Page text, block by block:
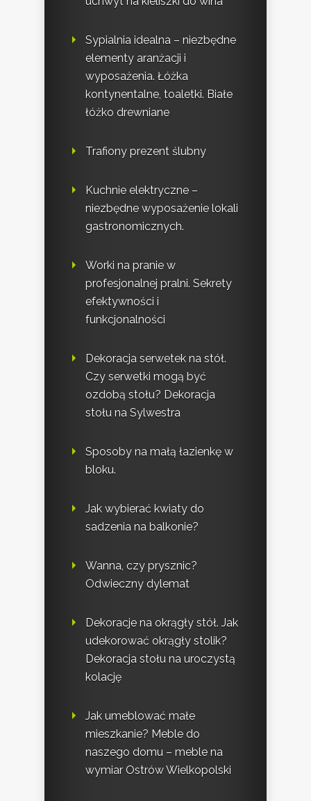
Sypialnia idealna – niezbędne
elementy aranżacji i
wyposażenia. Łóżka
kontynentalne, toaletki. Białe
łóżko drewniane
Trafiony prezent ślubny
Kuchnie elektryczne –
niezbędne wyposażenie lokali
gastronomicznych.
Worki na pranie w
profesjonalnej pralni. Sekrety
efektywności i
funkcjonalności
Dekoracja serwetek na stół.
Czy serwetki mogą być
ozdobą stołu? Dekoracja
stołu na Sylwestra
Sposoby na małą łazienkę w
bloku.
Jak wybierać kwiaty do
sadzenia na balkonie?
Wanna, czy prysznic?
Odwieczny dylemat
Dekoracje na okrągły stół. Jak
udekorować okrągły stolik?
Dekoracja stołu na uroczystą
kolację
Jak umeblować małe
mieszkanie? Meble do
naszego domu – meble na
wymiar Ostrów Wielkopolski